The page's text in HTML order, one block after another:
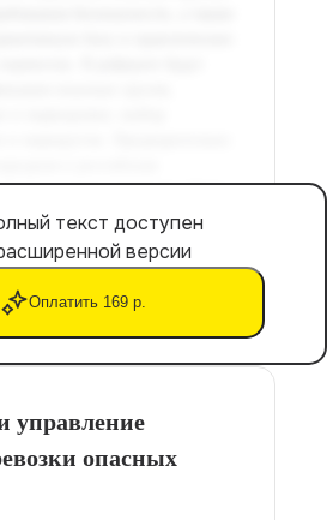
текст доступен
версии
Оплатить 169 р.
управление
опасных